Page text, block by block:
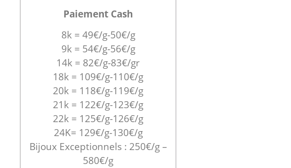
Paiement Cash
8k = 49€/g-50€/g
9k = 54€/g-56€/g
14k = 82€/g-83€/gr
18k = 109€/g-110€/g
20k = 118€/g-119€/g
21k = 122€/g-123€/g
22k = 125€/g-126€/g
24K= 129€/g-130€/g
Bijoux Exceptionnels : 250€/g –
580€/g